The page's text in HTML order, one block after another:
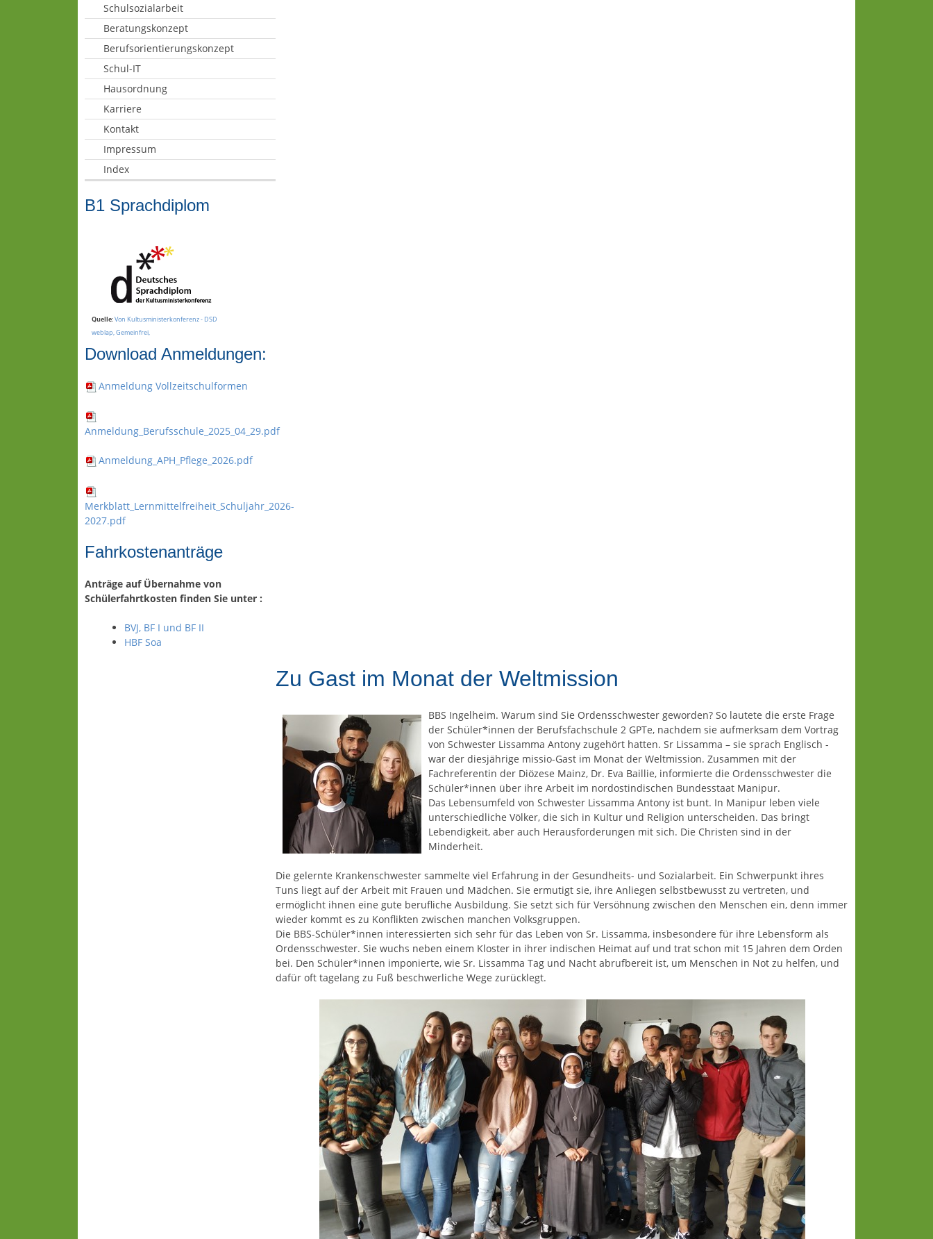
Schulsozialarbeit
Beratungskonzept
Berufsorientierungskonzept
Schul-IT
Hausordnung
Karriere
Kontakt
Impressum
Index
B1 Sprachdiplom
Quelle:Von Kultusministerkonferenz - DSD
weblap, Gemeinfrei,
Download Anmeldungen:
Anmeldung Vollzeitschulformen
Anmeldung_Berufsschule_2025_04_29.pdf
Anmeldung_APH_Pflege_2026.pdf
Merkblatt_Lernmittelfreiheit_Schuljahr_2026-
2027.pdf
Fahrkostenanträge
Anträge auf Übernahme von
Schülerfahrtkosten finden Sie unter :
BVJ, BF I und BF II
HBF Soa
Zu Gast im Monat der Weltmission
BBS Ingelheim. Warum sind Sie Ordensschwester geworden? So lautete die erste Frage
der Schüler*innen der Berufsfachschule 2 GPTe, nachdem sie aufmerksam dem Vortrag
von Schwester Lissamma Antony zugehört hatten. Sr Lissamma – sie sprach Englisch -
war der diesjährige missio-Gast im Monat der Weltmission. Zusammen mit der
Fachreferentin der Diözese Mainz, Dr. Eva Baillie, informierte die Ordensschwester die
Schüler*innen über ihre Arbeit im nordostindischen Bundesstaat Manipur.
Das Lebensumfeld von Schwester Lissamma Antony ist bunt. In Manipur leben viele
unterschiedliche Völker, die sich in Kultur und Religion unterscheiden. Das bringt
Lebendigkeit, aber auch Herausforderungen mit sich. Die Christen sind in der
Minderheit.
Die gelernte Krankenschwester sammelte viel Erfahrung in der Gesundheits- und Sozialarbeit. Ein Schwerpunkt ihres
Tuns liegt auf der Arbeit mit Frauen und Mädchen. Sie ermutigt sie, ihre Anliegen selbstbewusst zu vertreten, und
ermöglicht ihnen eine gute berufliche Ausbildung. Sie setzt sich für Versöhnung zwischen den Menschen ein, denn immer
wieder kommt es zu Konflikten zwischen manchen Volksgruppen.
Die BBS-Schüler*innen interessierten sich sehr für das Leben von Sr. Lissamma, insbesondere für ihre Lebensform als
Ordensschwester. Sie wuchs neben einem Kloster in ihrer indischen Heimat auf und trat schon mit 15 Jahren dem Orden
bei. Den Schüler*innen imponierte, wie Sr. Lissamma Tag und Nacht abrufbereit ist, um Menschen in Not zu helfen, und
dafür oft tagelang zu Fuß beschwerliche Wege zurücklegt.